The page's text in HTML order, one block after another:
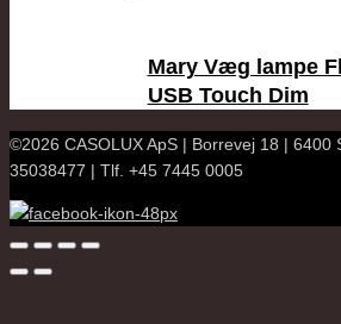
Mary Væg lampe
USB Touch Dim
©2026 CASOLUX ApS | Borrevej 18 | 6400
35038477 | Tlf. +45 7445 0005